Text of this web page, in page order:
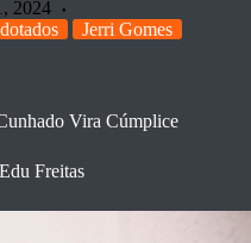
2024
Jerri Gomes
Vira Cúmplice
Freitas